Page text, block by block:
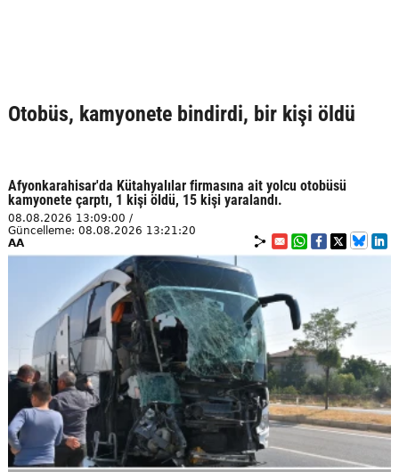
Otobüs, kamyonete bindirdi, bir kişi öldü
Afyonkarahisar'da Kütahyalılar firmasına ait yolcu otobüsü
kamyonete çarptı, 1 kişi öldü, 15 kişi yaralandı.
08.08.2026 13:09:00 /
Güncelleme: 08.08.2026 13:21:20
AA